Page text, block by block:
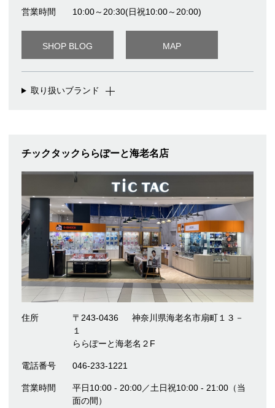
営業時間 10:00～20:30(日祝10:00～20:00)
SHOP BLOG MAP
取り扱いブランド
チックタックららぽーと海老名店
住所 〒243-0436
神奈川県海老名市扇町１３－
１
ららぽーと海老名２F
電話番号 046-233-1221
営業時間
平日10:00 - 20:00／土日祝10:00 - 21:00（当
面の間）